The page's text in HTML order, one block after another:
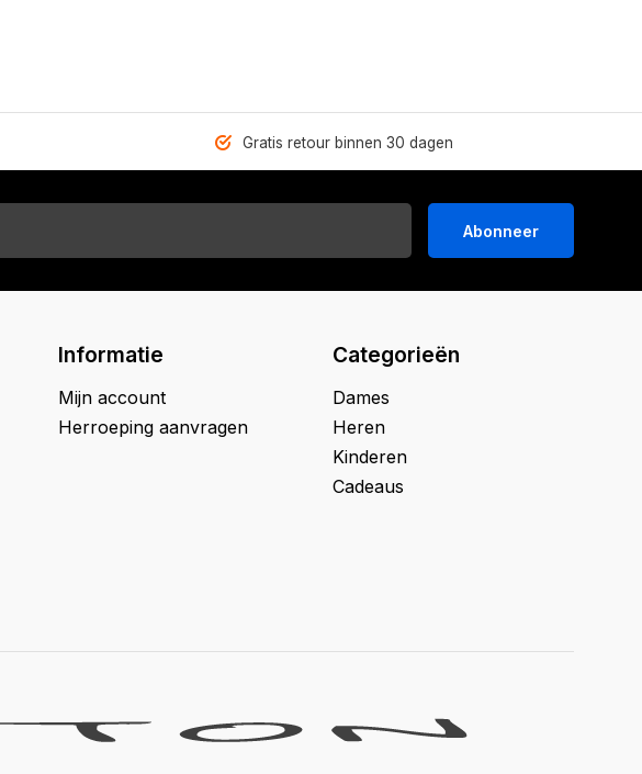
Gratis retour binnen 30 dagen
Abonneer
Informatie
Mijn account
Herroeping aanvragen
Categorieën
Dames
Heren
Kinderen
Cadeaus